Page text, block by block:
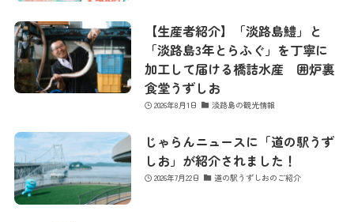
コンテンツ
アクセス
館内のご案内
営業カレンダー
【生産者紹介】「淡路島鱧」と
「淡路島3年とらふぐ」を丁寧に
加工して届ける橋詰水産 囲炉裏
食堂うずしお
2026年8月1日 淡路島の観光情報
じゃらんニュースに「道の駅うず
しお」が紹介されました！
2026年7月22日 道の駅うずしおのご紹介